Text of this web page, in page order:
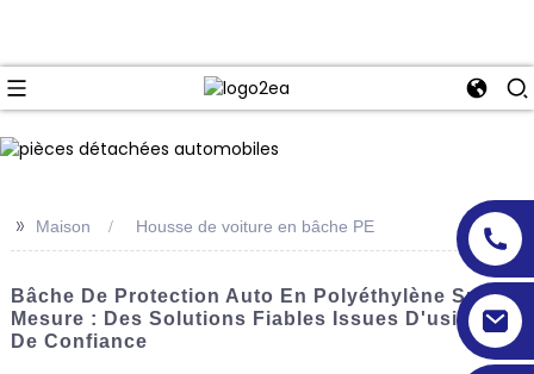
>> Maison Housse de voiture en bâche PE
Bâche De Protection Auto En Polyéthylène Sur
Mesure : Des Solutions Fiables Issues D'usines
De Confiance